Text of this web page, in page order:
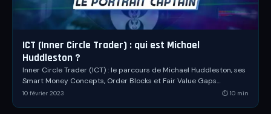
ICT (Inner Circle Trader) : qui est Michael
Huddleston ?
Inner Circle Trader (ICT) : le parcours de Michael Huddleston, ses
Smart Money Concepts, Order Blocks et Fair Value Gaps
décryptés dans ce dossier complet.
10 février 2023 ⏱ 10 min